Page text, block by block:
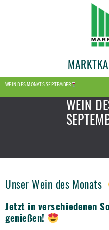
WEIN DES MONATS SEPTEMBER
WEIN
Unser Wein des Monats
Jetzt in verschiedenen
genießen!